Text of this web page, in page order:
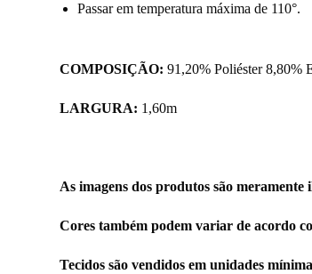
Passar em temperatura máxima de 110°.
COMPOSIÇÃO: 91,20% Poliéster 8,80%
LARGURA: 1,60m
As imagens dos produtos são
Cores também podem variar de acordo
Tecidos são vendidos em unidades